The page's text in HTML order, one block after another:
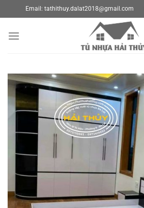
qua
nội
Email: tathithuy.dalat2018@gmail.com